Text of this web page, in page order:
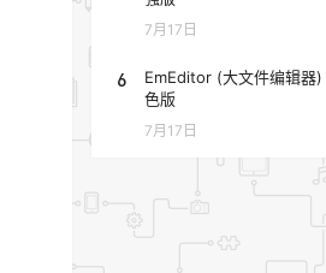
7月17日
6
EmEditor (大文件编辑器
色版
7月17日